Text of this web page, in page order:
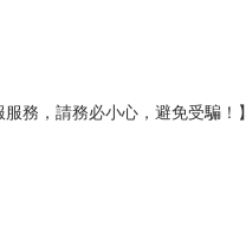
務，請務必小心，避免受騙！】